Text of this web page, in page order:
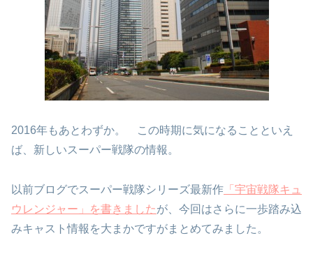
2016年もあとわずか。 この時期に気になることといえ
ば、新しいスーパー戦隊の情報。
以前ブログでスーパー戦隊シリーズ最新作 「宇宙戦隊キュ
ウレンジャー」を書きましたが、今回はさらに一歩踏み込
みキャスト情報を大まかですがまとめてみました。